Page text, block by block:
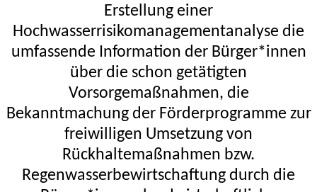
Erstellung einer
Hochwasserrisikomanagementanalyse die
umfassende Information der Bürger*innen
über die schon getätigten
Vorsorgemaßnahmen, die
Bekanntmachung der Förderprogramme zur
freiwilligen Umsetzung von
Rückhaltemaßnahmen bzw.
Regenwasserbewirtschaftung durch die